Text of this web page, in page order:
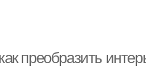
преобразить